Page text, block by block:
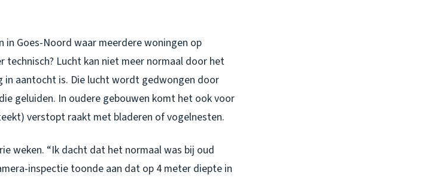
Goes-Noord waar meerdere woningen op
Lucht kan niet meer normaal door het
aantocht is. Die lucht wordt gedwongen door
geluiden. In oudere gebouwen komt het ook voor
verstopt raakt met bladeren of vogelnesten.
weken. “Ik dacht dat het normaal was bij oud
inspectie toonde aan dat op 4 meter diepte in